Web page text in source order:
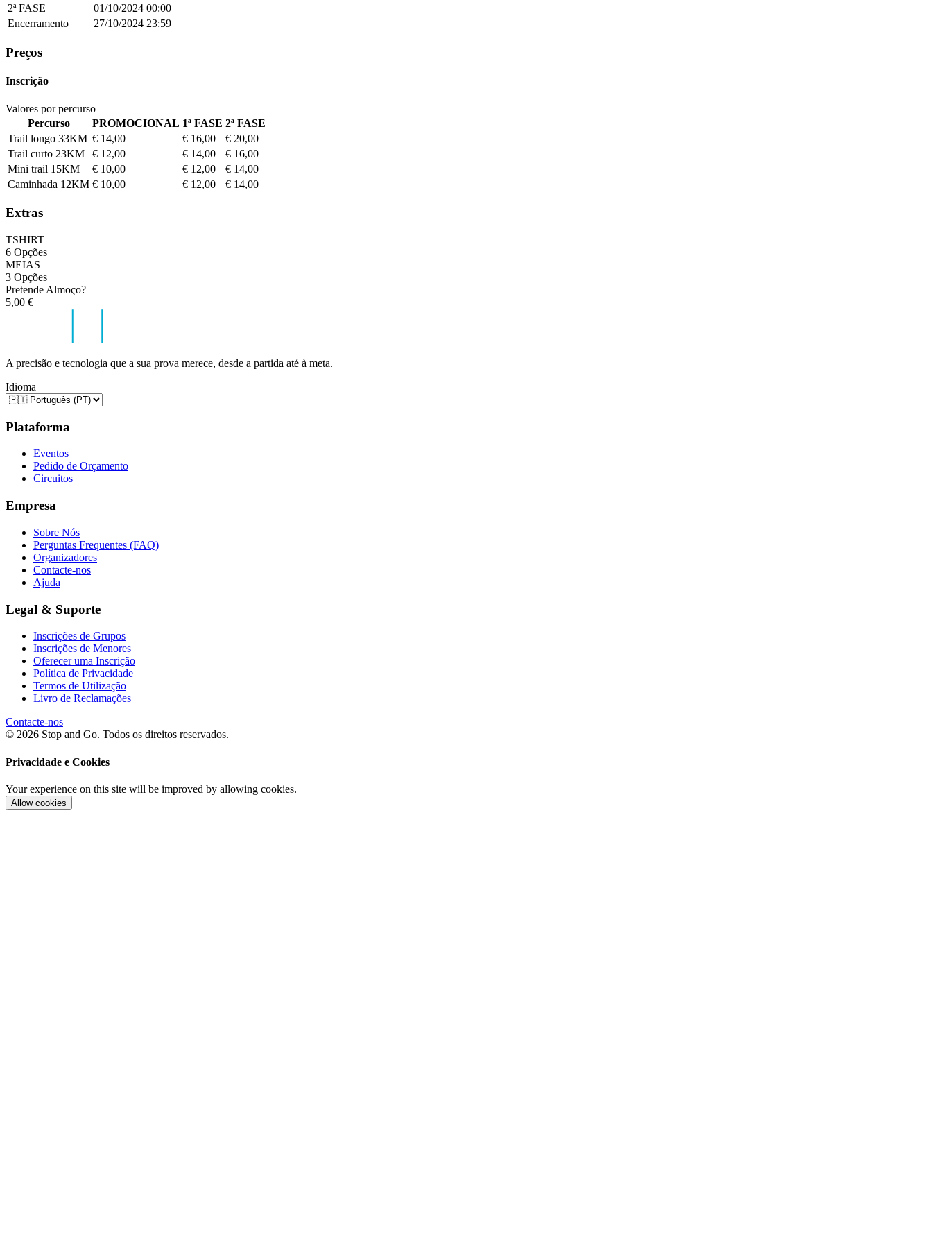
2ª FASE
01/10/2024 00:00
Encerramento
27/10/2024 23:59
Preços
Inscrição
Valores por percurso
Percurso
PROMOCIONAL 1ª FASE 2ª FASE
Trail longo 33KM € 14,00 € 16,00
€ 20,00
Trail curto 23KM
€ 12,00 € 14,00
€ 16,00
Mini trail 15KM
€ 10,00 € 12,00
€ 14,00
Caminhada 12KM € 10,00 € 12,00 € 14,00
Extras
TSHIRT
6 Opções
MEIAS
3 Opções
Pretende Almoço?
5,00 €
A precisão e tecnologia que a sua prova merece, desde a partida até à meta.
Idioma
Plataforma
Eventos
Pedido de Orçamento
Circuitos
Empresa
Sobre Nós
Perguntas Frequentes (FAQ)
Organizadores
Contacte-nos
Ajuda
Legal & Suporte
Inscrições de Grupos
Inscrições de Menores
Oferecer uma Inscrição
Política de Privacidade
Termos de Utilização
Livro de Reclamações
Contacte-nos
© 2026 Stop and Go. Todos os direitos reservados.
Privacidade e Cookies
Your experience on this site will be improved by allowing cookies.
Allow cookies